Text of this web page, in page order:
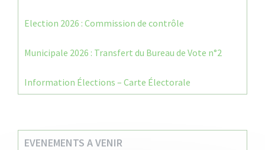
Election 2026 : Commission de contrôle
Municipale 2026 : Transfert du Bureau de Vote n°2
Information Élections – Carte Électorale
EVENEMENTS A VENIR